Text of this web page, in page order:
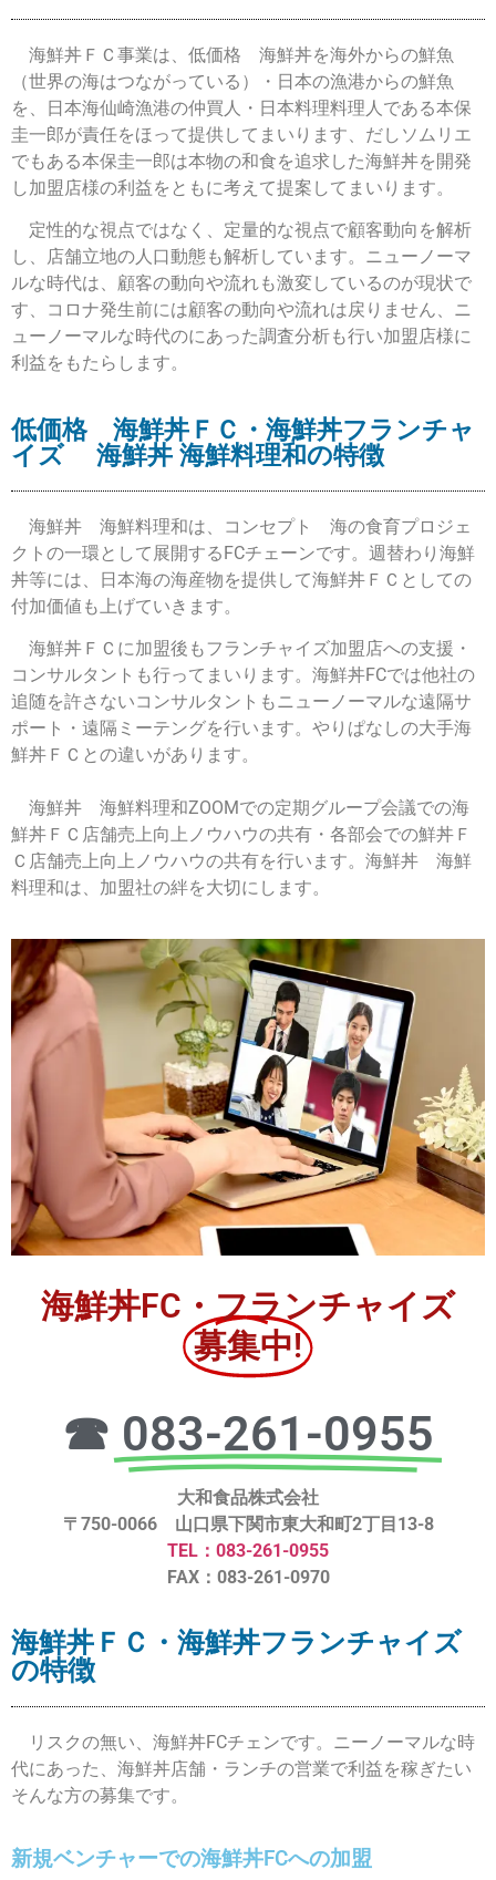
海鮮丼ＦＣ事業は、低価格 海鮮丼を海外からの鮮魚
（世界の海はつながっている）・日本の漁港からの鮮魚
を、日本海仙崎漁港の仲買人・日本料理料理人である本保
圭一郎が責任をほって提供してまいります、だしソムリエ
でもある本保圭一郎は本物の和食を追求した海鮮丼を開発
し加盟店様の利益をともに考えて提案してまいります。
定性的な視点ではなく、定量的な視点で顧客動向を解析
し、店舗立地の人口動態も解析しています。ニューノーマ
ルな時代は、顧客の動向や流れも激変しているのが現状で
す、コロナ発生前には顧客の動向や流れは戻りません、ニ
ューノーマルな時代のにあった調査分析も行い加盟店様に
利益をもたらします。
低価格 海鮮丼ＦＣ・海鮮丼フランチャ
イズ 海鮮丼 海鮮料理和の特徴
海鮮丼 海鮮料理和は、コンセプト 海の食育プロジェ
クトの一環として展開するFCチェーンです。週替わり海鮮
丼等には、日本海の海産物を提供して海鮮丼ＦＣとしての
付加価値も上げていきます。
海鮮丼ＦＣに加盟後もフランチャイズ加盟店への支援・
コンサルタントも行ってまいります。海鮮丼FCでは他社の
追随を許さないコンサルタントもニューノーマルな遠隔サ
ポート・遠隔ミーテングを行います。やりぱなしの大手海
鮮丼ＦＣとの違いがあります。
海鮮丼 海鮮料理和ZOOMでの定期グループ会議での海
鮮丼ＦＣ店舗売上向上 ノウハウの共有・各部会での鮮丼Ｆ
Ｃ店舗売上向上 ノウハウの共有を行います。 海鮮丼 海鮮
料理和は、加盟社の絆を大切にします。
海鮮丼FC・フランチャイズ
募集中!
☎ 083-261-0955
大和食品株式会社
〒750-0066 山口県下関市東大和町2丁目13-8
TEL：083-261-0955
FAX：083-261-0970
海鮮丼ＦＣ・海鮮丼フランチャイズ
の特徴
リスクの無い、海鮮丼FCチェンです。ニーノーマルな時
代にあった、海鮮丼店舗・ランチの営業で利益を稼ぎたい
そんな方の募集です。
新規ベンチャーでの海鮮丼FCへの加盟